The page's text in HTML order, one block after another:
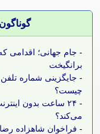
- جام جهانی؛ اقدامی
برانگیخت
- جایگزینی شماره تلفن
چیست؟
-
۲۴ ساعت بدون
می‌کند؟
- فراخوان شاهزاده